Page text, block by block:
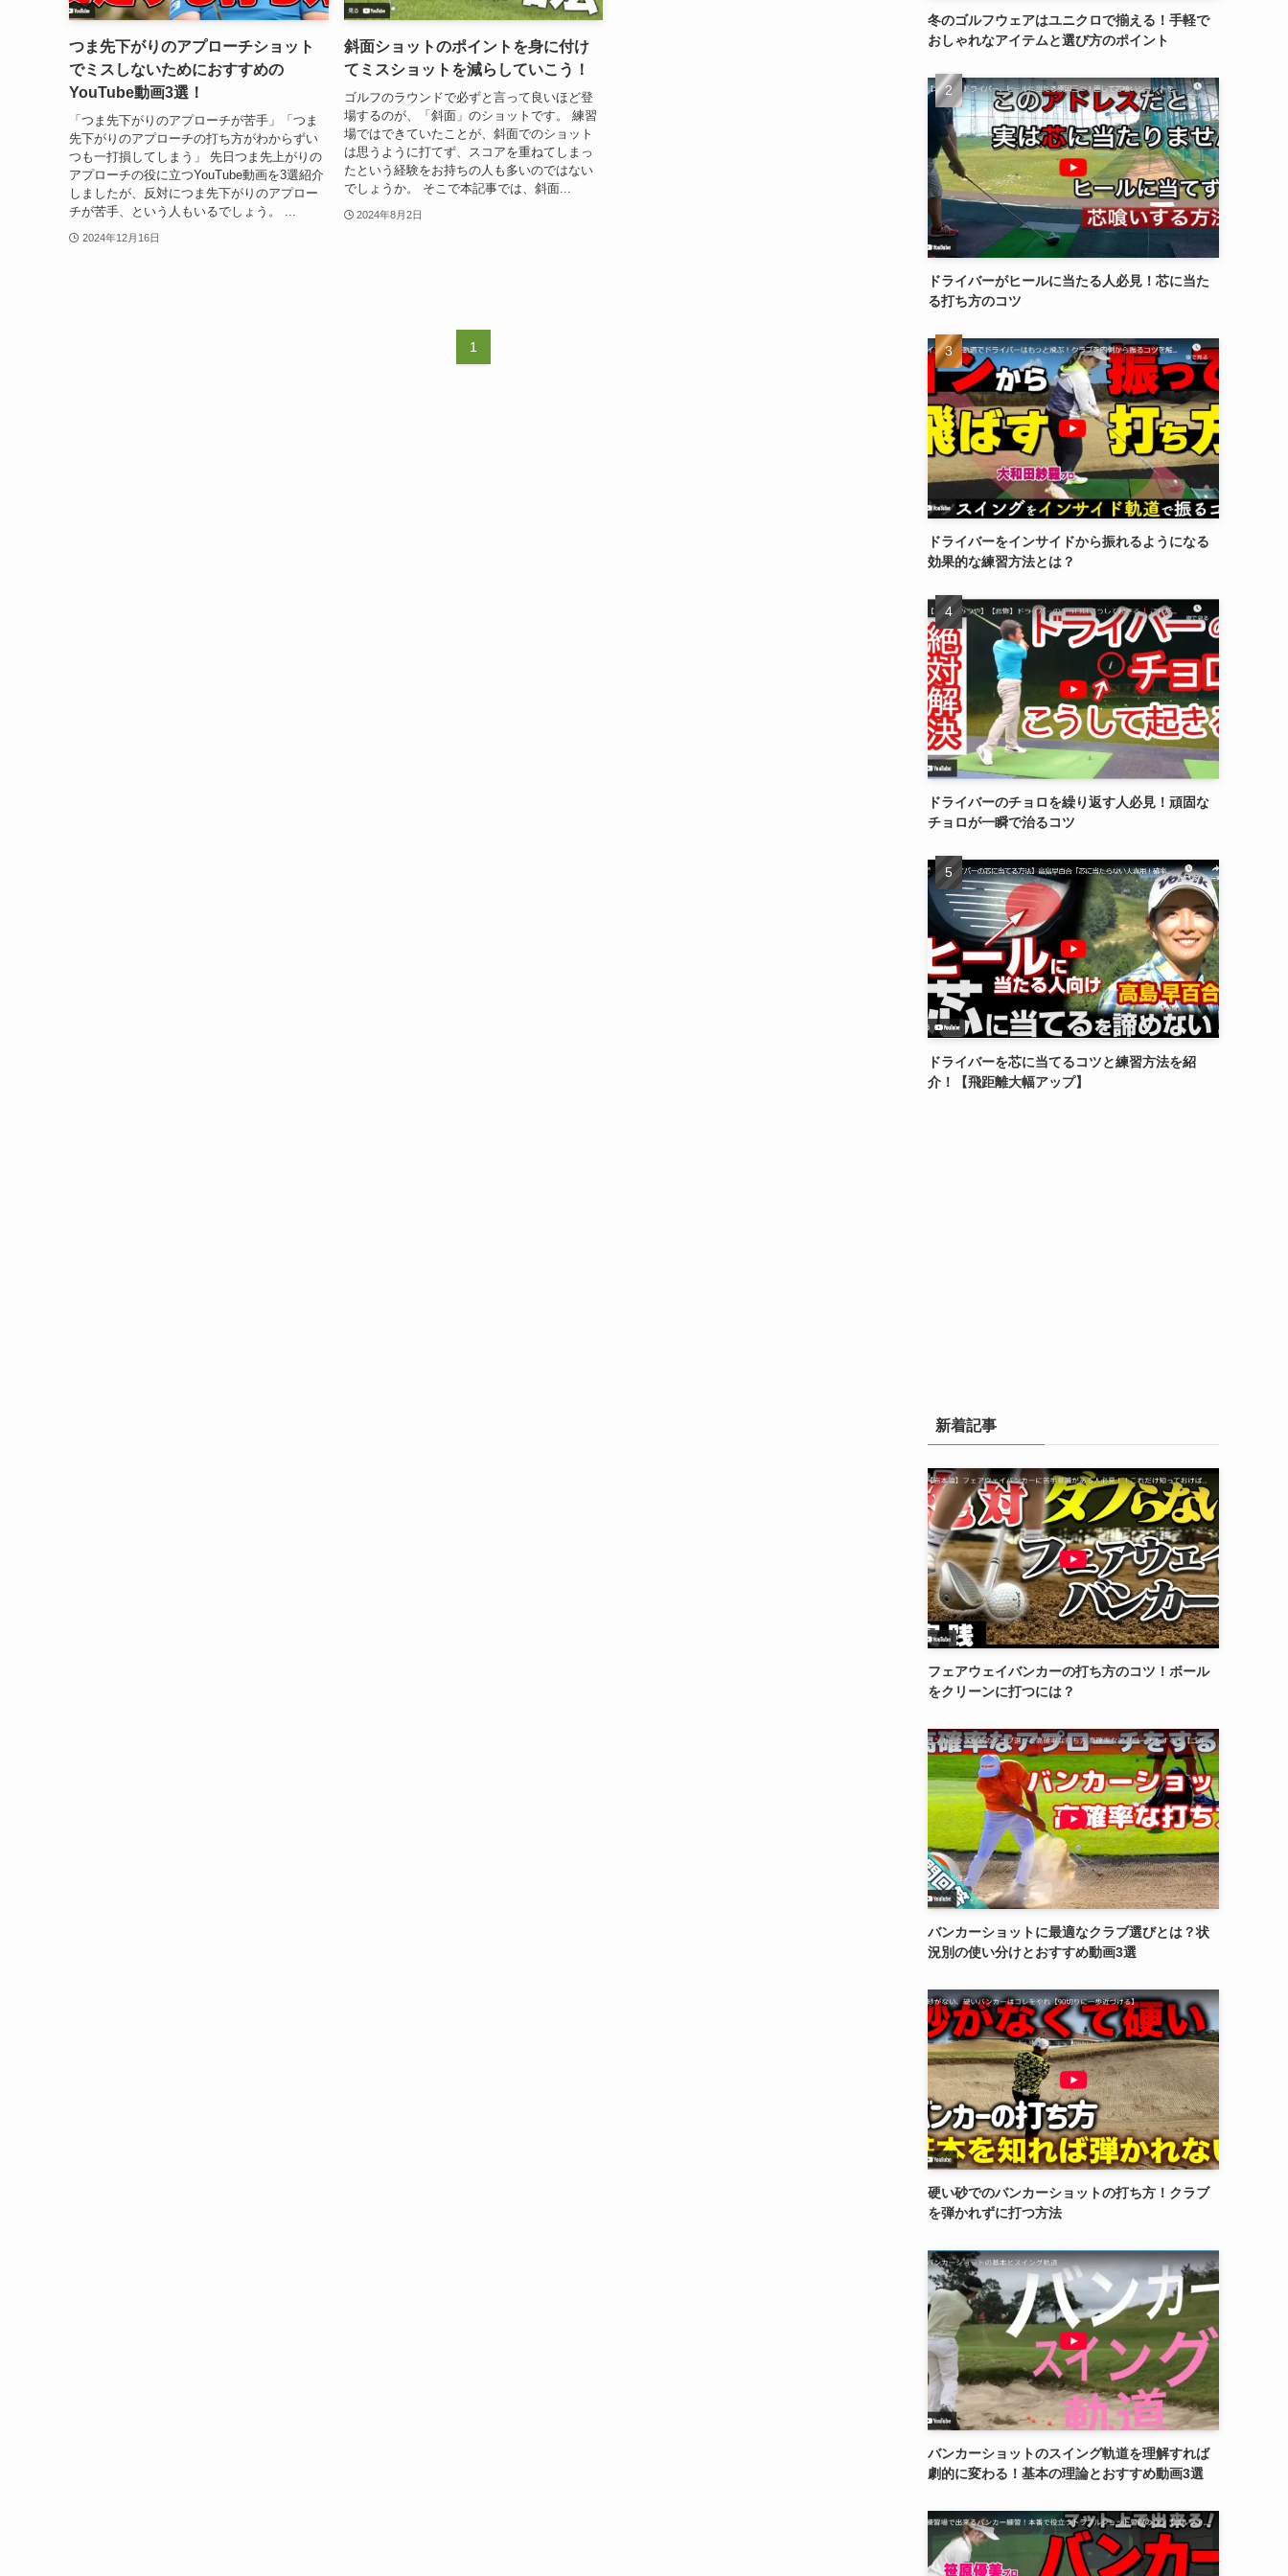
つま先下がりのアプローチショット
でミスしないためにおすすめの
YouTube動画3選！
「つま先下がりのアプローチが苦手」「つま
先下がりのアプローチの打ち方がわからずい
つも一打損してしまう」 先日つま先上がりの
アプローチの役に立つYouTube動画を3選紹介
しましたが、反対につま先下がりのアプロー
チが苦手、という人もいるでしょう。 ...
2024年12月16日
斜面ショットのポイントを身に付け
てミスショットを減らしていこう！
ゴルフのラウンドで必ずと言って良いほど登
場するのが、「斜面」のショットです。 練習
場ではできていたことが、斜面でのショット
は思うように打てず、スコアを重ねてしまっ
たという経験をお持ちの人も多いのではない
でしょうか。 そこで本記事では、斜面...
2024年8月2日
1
冬のゴルフウェアはユニクロで揃える！手軽で
おしゃれなアイテムと選び方のポイント
ドライバーがヒールに当たる人必見！芯に当た
る打ち方のコツ
ドライバーをインサイドから振れるようになる
効果的な練習方法とは？
ドライバーのチョロを繰り返す人必見！頑固な
チョロが一瞬で治るコツ
ドライバーを芯に当てるコツと練習方法を紹
介！【飛距離大幅アップ】
新着記事
フェアウェイバンカーの打ち方のコツ！ボール
をクリーンに打つには？
バンカーショットに最適なクラブ選びとは？状
況別の使い分けとおすすめ動画3選
硬い砂でのバンカーショットの打ち方！クラブ
を弾かれずに打つ方法
バンカーショットのスイング軌道を理解すれば
劇的に変わる！基本の理論とおすすめ動画3選